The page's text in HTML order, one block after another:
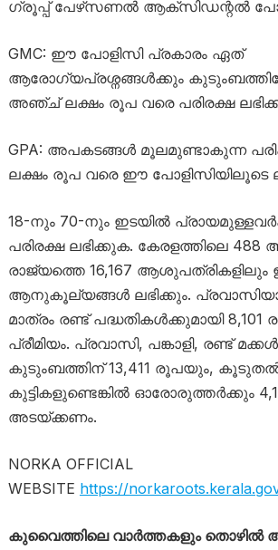
ഗ്രൂപ്പ് പേഴ്‌സണൽ ആക്‌സിഡന്റൽ
GMC: ഈ പോളിസി പ്രകാരം ഏത്
ആരോഗ്യപ്രശ്നങ്ങൾക്കും
അഞ്ച് ലക്ഷം രൂപ വരെ പരിരക്ഷ
GPA: അപകടങ്ങൾ മൂലമുണ്ടാകുന്ന
ലക്ഷം രൂപ വരെ ഈ പോളിസിയിലൂടെ
18-നും 70-നും ഇടയിൽ
പരിരക്ഷ ലഭിക്കുക. കേരളത്തിലെ
രാജ്യത്തെ 16,167
ആനുകൂല്യങ്ങൾ ലഭിക്കും.
മാത്രം രണ്ട് പദ്ധതികൾക്കുമായി
പ്രീമിയം. പ്രവാസി, പങ്കാളി, രണ്ട്
കുടുംബത്തിന് 13,411 രൂപയും,
കുട്ടികളുണ്ടെങ്കിൽ ഓരോരുത്തർക്കും
അടയ്ക്കണം.
NORKA OFFICIAL
WEBSITE https://
കുവൈത്തിലെ വാർത്തകളും തൊഴിൽ